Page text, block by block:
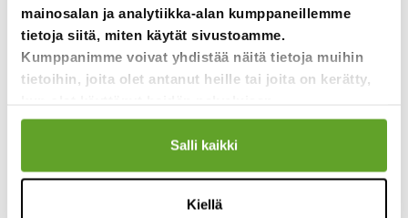
mainosalan ja analytiikka-alan kumppaneillemme
tietoja siitä, miten käytät sivustoamme.
Kumppanimme voivat yhdistää näitä tietoja muihin
tietoihin, joita olet antanut heille tai joita on kerätty,
Salli kaikki
Kiellä